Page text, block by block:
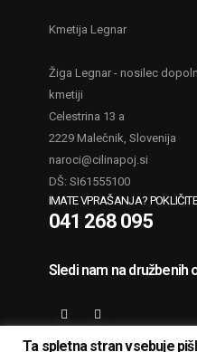
Kmetija Legnar
Žiga Legnar - nosilec
kmetiji
Celestrina 13 a
2229 Malečnik, Slovenija
naroci@cilinapoj.si
DŠ: SI61555100
IMATE VPRAŠANJA? POKLIČITE
041 268 095
Sledi nam na družbenih
Ta spletna stran vsebuje